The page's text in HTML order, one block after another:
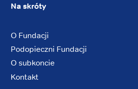
Na skróty
O Fundacji
Podopieczni Fundacji
O subkoncie
Kontakt